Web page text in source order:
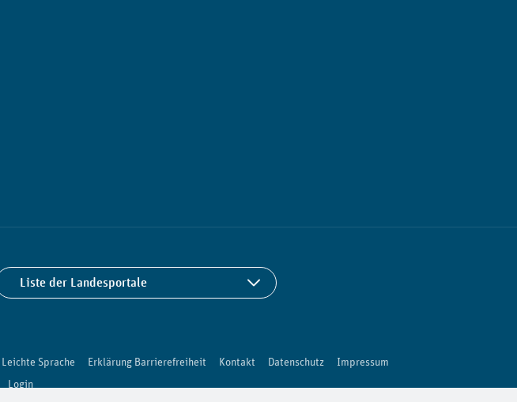
Liste der Landesportale
Leichte Sprache Erklärung Barrierefreiheit Kontakt Datenschutz
Impressum
Login